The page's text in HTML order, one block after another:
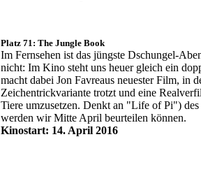
Platz 71: The Jungle Book
Im Fernsehen ist das jüngste Dschungel-
nicht: Im Kino steht uns heuer gleich ein
macht dabei Jon Favreaus neuester Film, in
Zeichentrickvariante trotzt und eine
Tiere umzusetzen. Denkt an "Life of Pi")
werden wir Mitte April beurteilen können.
Kinostart: 14. April 2016